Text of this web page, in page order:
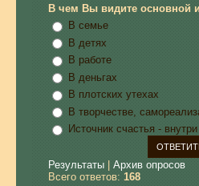
В чем Вы видите основной
В семье
В детях
В работе
В деньгах
В плотских утехах
В творчестве,
Источник счастья -
Результаты
Архив опросов
Всего ответов: 168